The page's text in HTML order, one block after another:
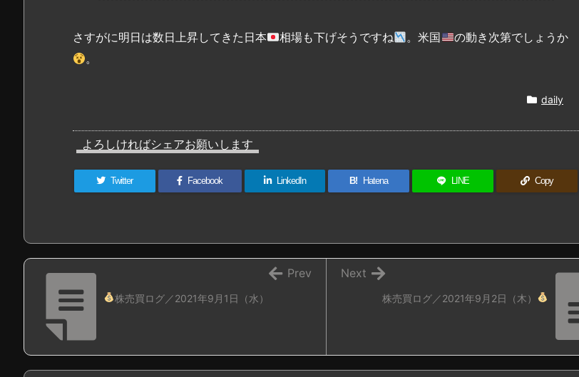
さすがに明日は数日上昇してきた日本 相場も下げそうですね 。米国
の動き次第でしょうか
。
daily
よろしければシェアお願いします
Twitter Facebook LinkedIn B! Hatena LINE Copy
株売買ログ／2021年9月2日（木）
Next
株売買ログ／2021年9月1日（水）
Prev